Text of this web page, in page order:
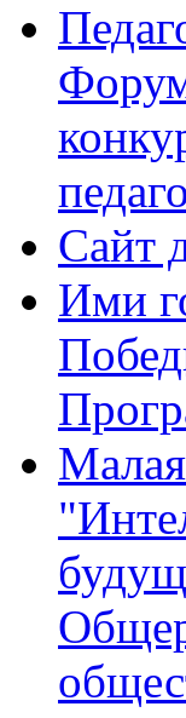
Сайт
Ими